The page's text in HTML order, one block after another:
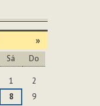
»
Sá Do
1
2
8
9